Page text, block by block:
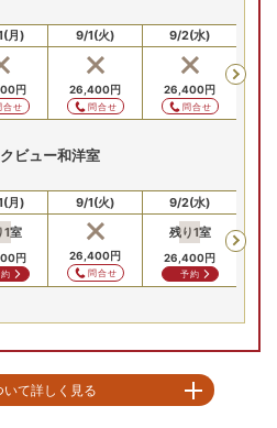
月)
円
合せ
9/1(火)
26,400円
問合せ
9/2(水)
26,400円
問合せ
ビュー和洋室
月)
1室
円
9/1(火)
26,400円
問合せ
9/2(水)
残り1室
26,400円
予約
いて詳しく見る